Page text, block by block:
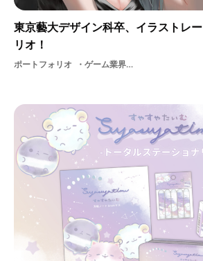
東京藝大デザイン科卒、イラストレ
リオ！
ポートフォリオ ゲーム業界イラストレーター2Dデザイナー